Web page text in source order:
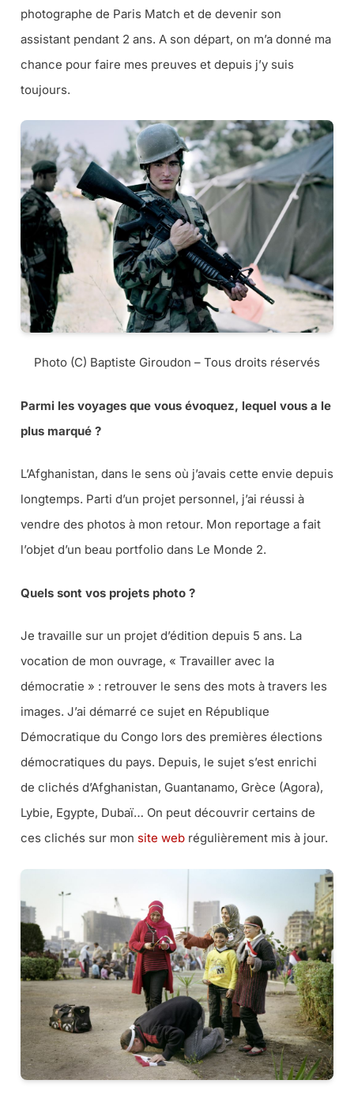
photographe de Paris Match et de devenir son
assistant pendant 2 ans. A son départ, on m’a donné ma
chance pour faire mes preuves et depuis j’y suis
toujours.
Photo (C) Baptiste Giroudon – Tous droits réservés
Parmi les voyages que vous évoquez, lequel vous a le
plus marqué ?
L’Afghanistan, dans le sens où j’avais cette envie depuis
longtemps. Parti d’un projet personnel, j’ai réussi à
vendre des photos à mon retour. Mon reportage a fait
l’objet d’un beau portfolio dans Le Monde 2.
Quels sont vos projets photo ?
Je travaille sur un projet d’édition depuis 5 ans. La
vocation de mon ouvrage, « Travailler avec la
démocratie » : retrouver le sens des mots à travers les
images. J’ai démarré ce sujet en République
Démocratique du Congo lors des premières élections
démocratiques du pays. Depuis, le sujet s’est enrichi
de clichés d’Afghanistan, Guantanamo, Grèce (Agora),
Lybie, Egypte, Dubaï… On peut découvrir certains de
ces clichés sur mon site web régulièrement mis à jour.